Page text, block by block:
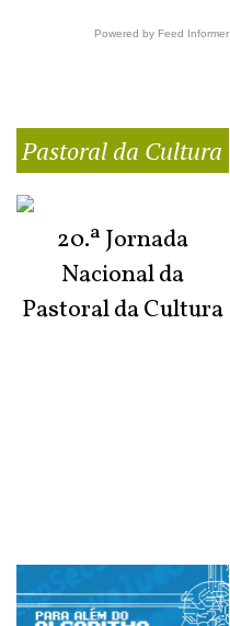
Powered by Feed Informer
Pastoral da Cultura
20.ª Jornada
Nacional da
Pastoral da Cultura